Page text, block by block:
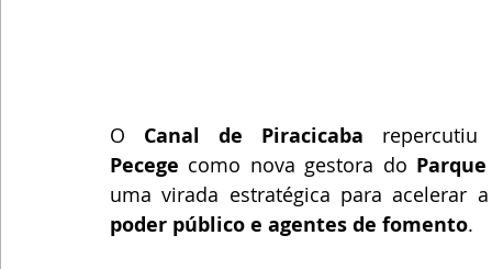
O Canal de Piracicaba
Pecege como nova gestora do
uma virada estratégica para acelerar
poder público e agentes de fomento.